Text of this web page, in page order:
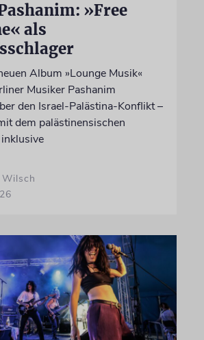
»Free
als
Album »Lounge Musik«
Musiker Pashanim
den Israel-Palästina-Konflikt –
dem palästinensischen